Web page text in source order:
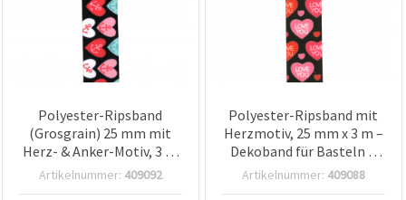
Polyester-Ripsband
(Grosgrain) 25 mm mit
Herz- & Anker-Motiv, 3 m
– Bastel- und
Artikelnummer: 409092
Polyester-Ripsband mit
Herzmotiv, 25 mm x 3 m –
Dekoband für Basteln &
Geschenkverpackung
Artikelnummer: 409088